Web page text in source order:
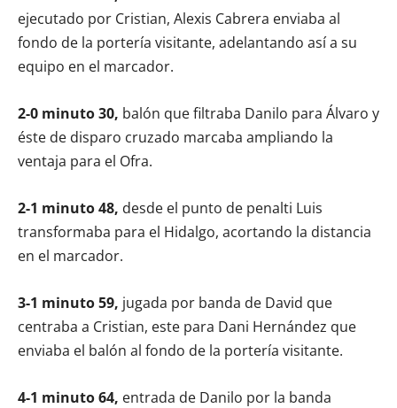
ejecutado por Cristian, Alexis Cabrera enviaba al
fondo de la portería visitante, adelantando así a su
equipo en el marcador.
2-0 minuto 30, balón que filtraba Danilo para Álvaro y
éste de disparo cruzado marcaba ampliando la
ventaja para el Ofra.
2-1 minuto 48, desde el punto de penalti Luis
transformaba para el Hidalgo, acortando la distancia
en el marcador.
3-1 minuto 59, jugada por banda de David que
centraba a Cristian, este para Dani Hernández que
enviaba el balón al fondo de la portería visitante.
4-1 minuto 64, entrada de Danilo por la banda